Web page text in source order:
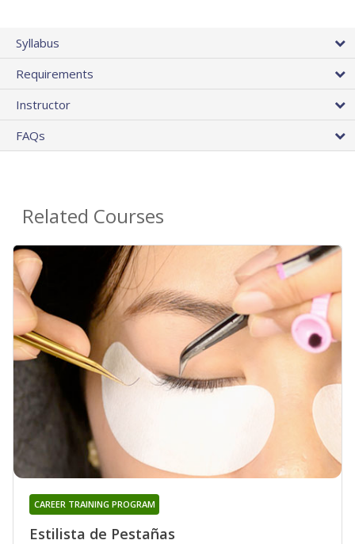
Syllabus
Requirements
Instructor
FAQs
Related Courses
Estilista de Pestañas
CAREER TRAINING PROGRAM